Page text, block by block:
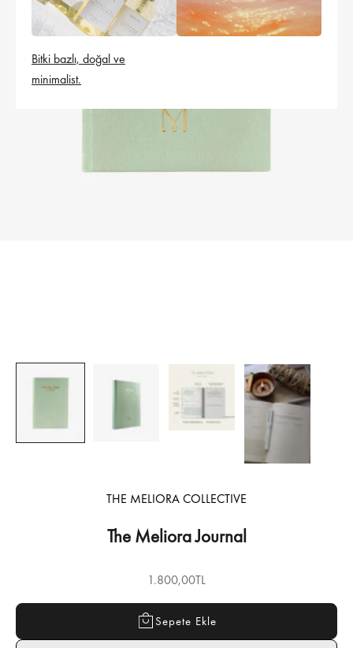
Bitki bazlı, doğal ve
minimalist.
THE MELIORA COLLECTIVE
The Meliora Journal
İndirimli fiyat
1.800,00TL
Sepete Ekle